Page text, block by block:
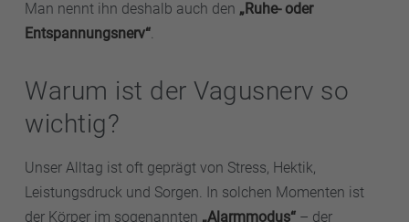
Man nennt ihn deshalb auch den „Ruhe- oder
Entspannungsnerv“.
Warum ist der Vagusnerv so
wichtig?
Unser Alltag ist oft geprägt von Stress, Hektik,
Leistungsdruck und Sorgen. In solchen Momenten ist
der Körper im sogenannten „Alarmmodus“ – der